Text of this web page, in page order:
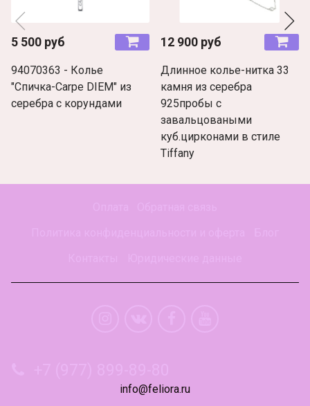
5 500 руб
94070363 - Колье
"Спичка-Carpe DIEM" из
серебра с корундами
12 900 руб
Длинное колье-нитка 33
камня из серебра
925пробы с
завальцоваными
куб.цирконами в стиле
Tiffany
info@feliora.ru